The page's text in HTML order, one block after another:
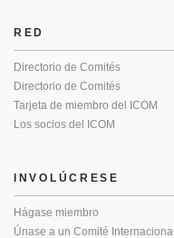
RED
Directorio de Comités
Directorio de Comités
Tarjeta de miembro del ICOM
Los socios del ICOM
INVOLÚCRESE
Hágase miembro
Únase a un Comité Internacional